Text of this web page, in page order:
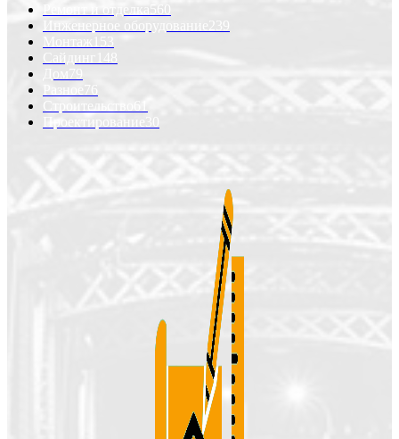
Ремонт и отделка 560
Инженерное оборудование 239
Монтаж
153
Сайдинг
148
79
Разное
76
Строительство
61
Проектирование